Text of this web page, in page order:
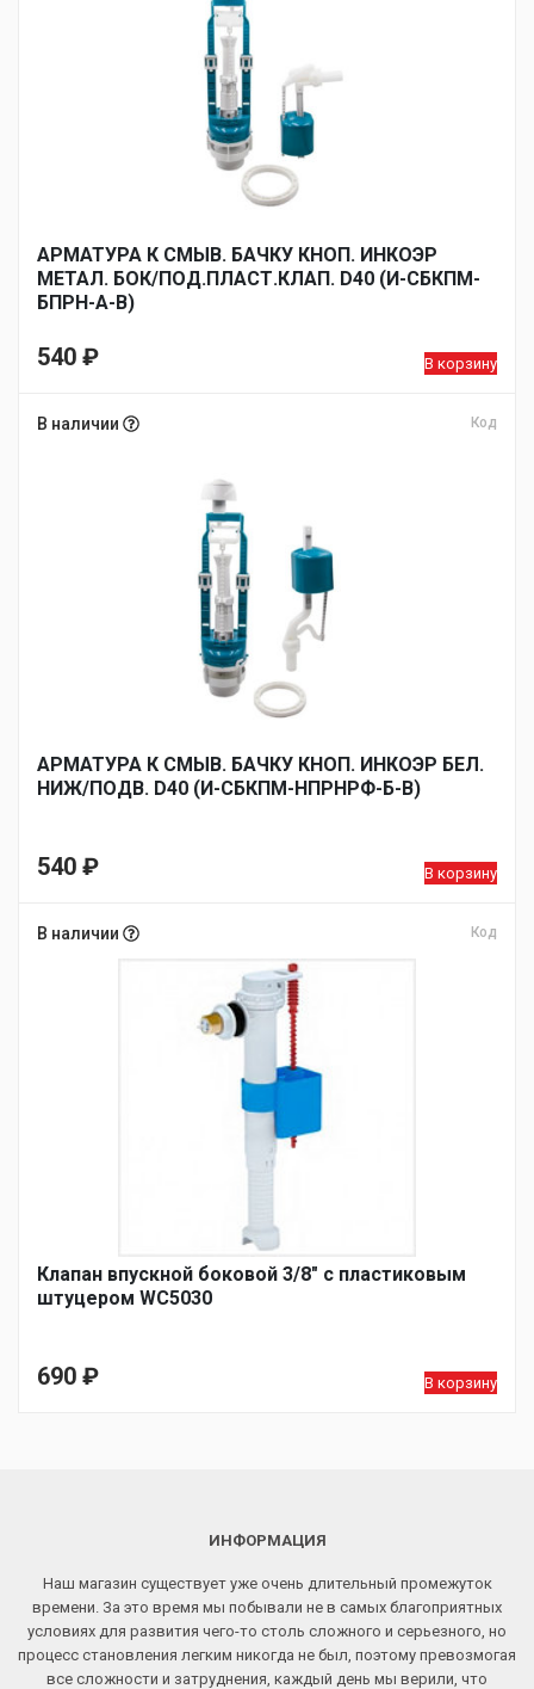
АРМАТУРА К СМЫВ. БАЧКУ КНОП. ИНКОЭР
МЕТАЛ. БОК/ПОД.ПЛАСТ.КЛАП. D40 (И-СБКПМ-
БПРН-А-В)
540 ₽ В корзину
В наличии Код
АРМАТУРА К СМЫВ. БАЧКУ КНОП. ИНКОЭР БЕЛ.
НИЖ/ПОДВ. D40 (И-СБКПМ-НПРНРФ-Б-В)
540 ₽ В корзину
В наличии Код
Клапан впускной боковой 3/8″ с пластиковым
штуцером WC5030
690 ₽ В корзину
ИНФОРМАЦИЯ
Наш магазин существует уже очень длительный промежуток
времени. За это время мы побывали не в самых благоприятных
условиях для развития чего-то столь сложного и серьезного, но
процесс становления легким никогда не был, поэтому превозмогая
все сложности и затруднения, каждый день мы верили, что